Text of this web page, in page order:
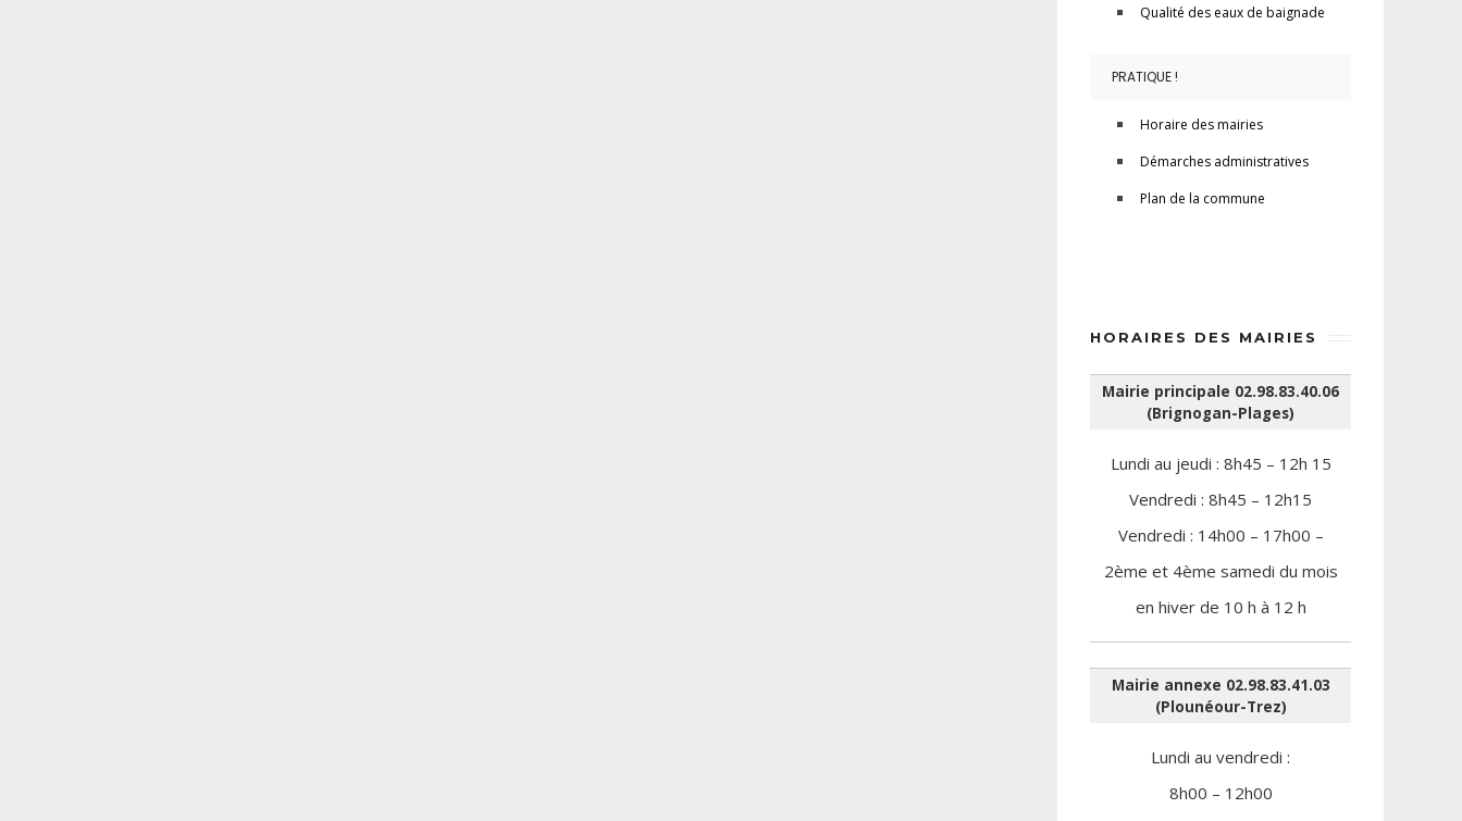
Qualité des eaux de baignade
PRATIQUE !
Horaire des mairies
Démarches administratives
Plan de la commune
HORAIRES DES MAIRIES
Mairie principale 02.98.83.40.06
(Brignogan-Plages)
Lundi au jeudi : 8h45 – 12h 15
Vendredi : 8h45 – 12h15
Vendredi : 14h00 – 17h00 –
2ème et 4ème samedi du mois
en hiver de 10 h à 12 h
Mairie annexe 02.98.83.41.03
(Plounéour-Trez)
Lundi au vendredi :
8h00 – 12h00